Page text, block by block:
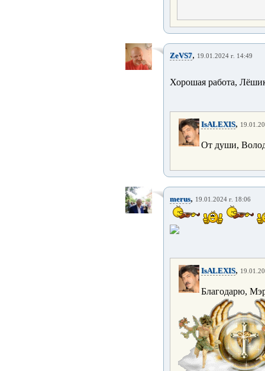
ZeVS7, 19.01.2024 г. 14:49
Хорошая работа,
IsALEXIS,
От души,
merus, 19.01.2024 г. 18:06
IsALEXIS,
Благодарю,